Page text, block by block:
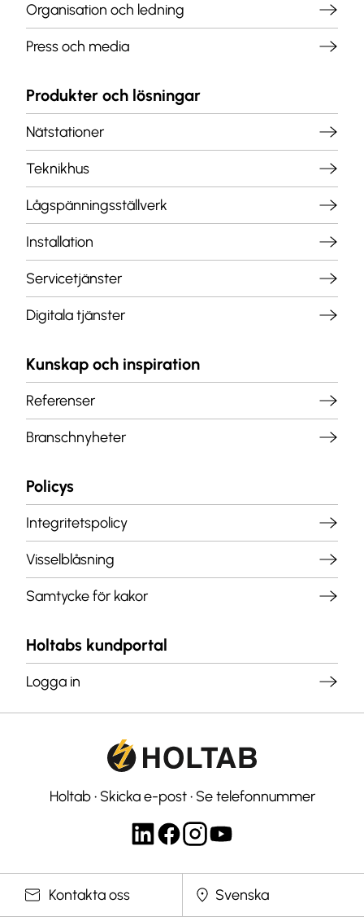
Organisation och ledning
Press och media
Produkter och lösningar
Nätstationer
Teknikhus
Lågspänningsställverk
Installation
Servicetjänster
Digitala tjänster
Kunskap och inspiration
Referenser
Branschnyheter
Policys
Integritetspolicy
Visselblåsning
Samtycke för kakor
Holtabs kundportal
Logga in
Holtab• Skicka e-post• Se telefonnummer
Kontakta oss
Välj språk